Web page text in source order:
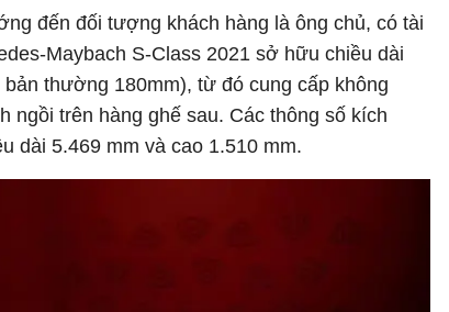
đến đối tượng khách hàng là ông chủ, có tài
Maybach S-Class 2021 sở hữu chiều dài
thường 180mm), từ đó cung cấp không
ngồi trên hàng ghế sau. Các thông số kích
dài 5.469 mm và cao 1.510 mm.